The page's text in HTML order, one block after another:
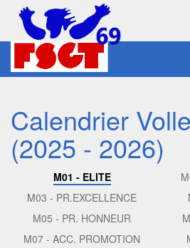
Calendrier
(2025 - 2026)
M01 - ELITE
M03 - PR.EXCELLENCE
M05 - PR. HONNEUR
M07 - ACC. PROMOTION